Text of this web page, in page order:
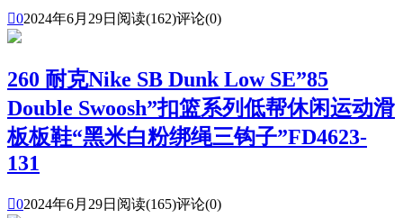
02024年6月29日 阅读(162)评论(0)
260 耐克Nike SB Dunk Low SE”85
Double Swoosh”扣篮系列低帮休闲运动滑
板板鞋“黑米白粉绑绳三钩子”FD4623-
131
02024年6月29日 阅读(165)评论(0)